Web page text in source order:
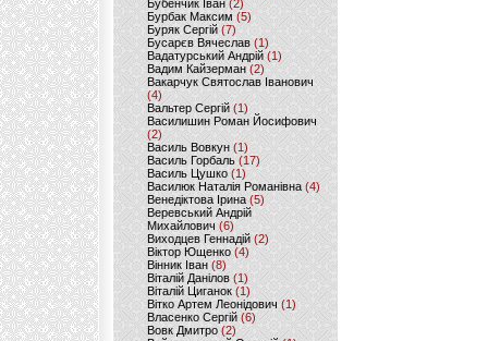
Бубенчик Іван(2)
Бурбак Максим (5)
Буряк Сергій (7)
Бусарєв Вячеслав (1)
Вадатурський Андрій (1)
Вадим Кайзерман (2)
Вакарчук Святослав Іванович
(4)
Вальтер Сергій (1)
Василишин Роман Йосифович
(2)
Василь Вовкун (1)
Василь Горбаль (17)
Василь Цушко (1)
Василюк Наталія Романівна (4)
Венедіктова Ірина(5)
Веревський Андрій
Михайлович (6)
Виходцев Геннадій (2)
Віктор Ющенко (4)
Вінник Іван (8)
Віталій Данілов (1)
Віталій Циганок (1)
Вітко Артем Леонідович(1)
Власенко Сергій (6)
Вовк Дмитро(2)